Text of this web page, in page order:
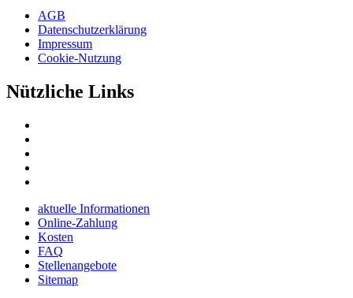
AGB
Datenschutzerklärung
Impressum
Cookie-Nutzung
Nützliche Links
aktuelle Informationen
Online-Zahlung
Kosten
FAQ
Stellenangebote
Sitemap